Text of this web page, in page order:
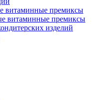
витаминные премиксы
витаминные премиксы
изделий